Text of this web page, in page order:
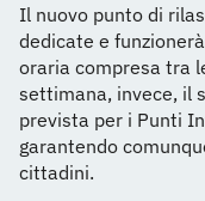
Il nuovo punto di
dedicate e
oraria compresa tra
settimana, invece, il
prevista per i Punti
garantendo
cittadini.